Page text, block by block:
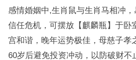
感情婚姻中,生肖鼠与生肖马相冲
信任危机，可摆放【麒麟瓶】于卧
宫和谐，晚年运势极佳，母慈子孝
60岁后避免投资冲动，以防破财不